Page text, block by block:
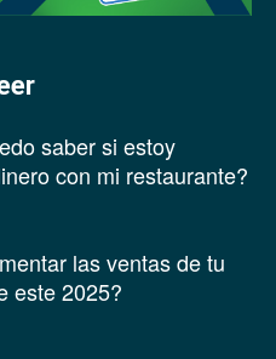
saber si estoy
con mi restaurante?
las ventas de tu
este 2025?